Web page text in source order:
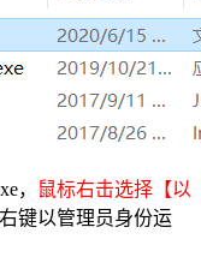
，
鼠标右击选择【以
键以管理员身份运